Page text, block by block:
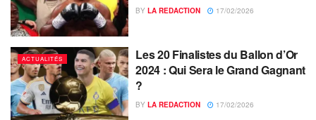
BY LA REDACTION 17/02/2026
ACTUALITÉS
Les 20 Finalistes du Ballon d’Or
2024 : Qui Sera le Grand Gagnant
?
BY LA REDACTION 17/02/2026